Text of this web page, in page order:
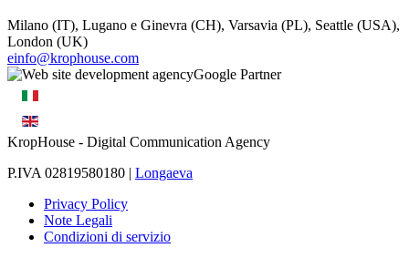
Milano (IT), Lugano e Ginevra (CH), Varsavia (PL), Seattle (USA),
London (UK)
einfo@krophouse.com
KropHouse - Digital Communication Agency
P.IVA 02819580180 | Longaeva
Privacy Policy
Note Legali
Condizioni di servizio